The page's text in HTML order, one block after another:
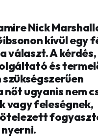
Nick
kívül egy
választ. A
és
nőt ugyanis nem
vagy feleségnek,
nyerni.